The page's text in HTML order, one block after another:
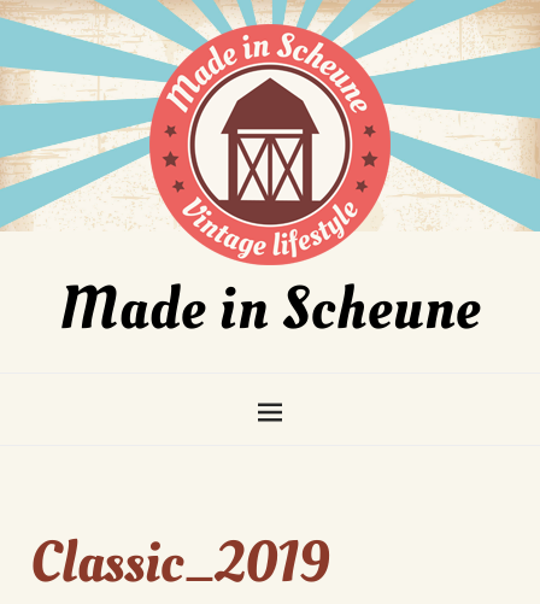
Made in Scheune
Classic_2019